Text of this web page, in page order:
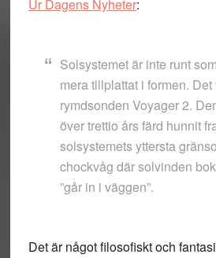
Ur Dagens Nyheter:
Solsystemet är inte runt
mera tillplattat i formen. Det
rymdsonden Voyager 2.
över trettio års färd hunnit
solsystemets yttersta
chockvåg där solvinden
”går in i väggen”.
Det är något filosofiskt och